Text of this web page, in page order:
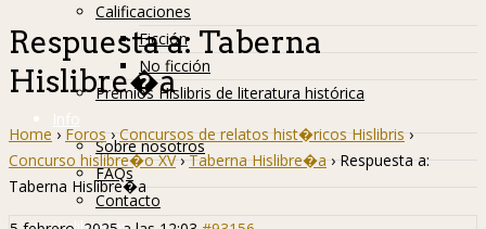
Calificaciones
Ficción
No ficción
Premios Hislibris de literatura histórica
Info
Sobre nosotros
FAQs
Contacto
Respuesta a: Taberna
Hislibre�a
Home › Foros › Concursos de relatos hist�ricos Hislibris ›
Concurso hislibre�o XV › Taberna Hislibre�a › Respuesta a:
Taberna Hislibre�a